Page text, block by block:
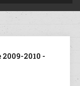
2010 -